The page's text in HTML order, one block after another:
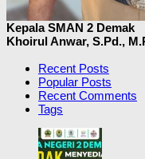
Kepala SMAN 2 Demak
Khoirul Anwar, S.Pd.,
Recent Posts
Popular Posts
Recent Comments
Tags